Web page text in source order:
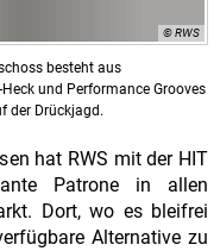
© RWS
besteht aus
und Performance Grooves
der Drückjagd.
hat RWS mit der HIT
Patrone in allen
Dort, wo es bleifrei
Alternative zu